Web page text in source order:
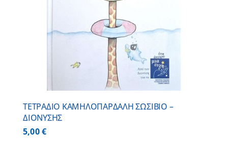
ΤΕΤΡΑΔΙΟ ΚΑΜΗΛΟΠΑΡΔΑΛΗ ΣΩΣΙΒΙΟ –
ΔΙΟΝΥΣΗΣ
5,00€